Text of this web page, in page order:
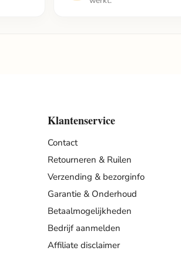
Klantenservice
Contact
Retourneren & Ruilen
Verzending & bezorginfo
Garantie & Onderhoud
Betaalmogelijkheden
Bedrijf aanmelden
Affiliate disclaimer